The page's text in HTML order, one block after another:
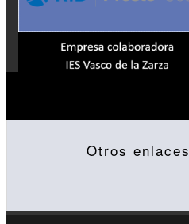
Otros enlaces